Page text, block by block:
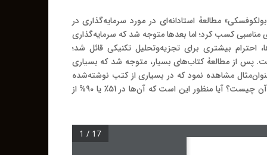
»مطالعۀ استادانه‌ای در مورد سرمایه‌گذاری در
مناسبی کسب کرد؛ اما بعدها متوجه شد که سرمایه‌گذاری
احترام بیشتری برای تجزیه‌وتحلیل تکنیکی قائل شد؛
.پس از مطالعۀ کتاب‌های بسیار، متوجه شد که بسیاری
مشاهده نمود که در بسیاری از کتب نوشته‌شده
چیست؟ آیا منظور این است که آن‌ها در 51 ٪ یا90%
از
1 / 17